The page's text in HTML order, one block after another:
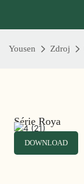
Yousen Zdroj
Série Roya
DOWNLOAD